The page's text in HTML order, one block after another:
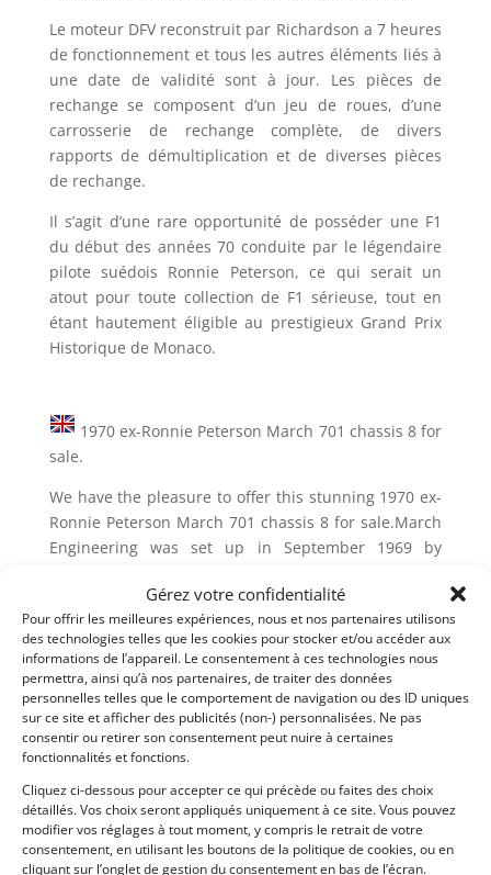
Gérez votre confidentialité
Pour offrir les meilleures expériences, nous et nos partenaires utilisons
des technologies telles que les cookies pour stocker et/ou accéder aux
informations de l’appareil. Le consentement à ces technologies nous
permettra, ainsi qu’à nos partenaires, de traiter des données
personnelles telles que le comportement de navigation ou des ID uniques
sur ce site et afficher des publicités (non-) personnalisées. Ne pas
consentir ou retirer son consentement peut nuire à certaines
fonctionnalités et fonctions.
Cliquez ci-dessous pour accepter ce qui précède ou faites des choix
détaillés. Vos choix seront appliqués uniquement à ce site. Vous pouvez
modifier vos réglages à tout moment, y compris le retrait de votre
consentement, en utilisant les boutons de la politique de cookies, ou en
cliquant sur l’onglet de gestion du consentement en bas de l’écran.
Le moteur DFV reconstruit par Richardson a 7 heures
de fonctionnement et tous les autres éléments liés à
une date de validité sont à jour. Les pièces de
rechange se composent d’un jeu de roues, d’une
carrosserie de rechange complète, de divers
rapports de démultiplication et de diverses pièces
de rechange.
Il s’agit d’une rare opportunité de posséder une F1
du début des années 70 conduite par le légendaire
pilote suédois Ronnie Peterson, ce qui serait un
atout pour toute collection de F1 sérieuse, tout en
étant hautement éligible au prestigieux Grand Prix
Historique de Monaco.
1970 ex-Ronnie Peterson March 701 chassis 8 for
sale.
We have the pleasure to offer this stunning 1970 ex-
Ronnie Peterson March 701 chassis 8 for sale.March
Engineering was set up in September 1969 by
Graham Coaker, with engineer and former McLaren
and Cosworth racing car designer Robin Herd.
After having produced a prototype car, Max Mosley
announced that March would enter a car for the first
Grand Prix of the 1970 Formula One season. They did
much better as no less than five March 701
appeared at the South African Grand Prix on March
7th, 1970.March’s first F1 car was an immediate
success. Robin Herd designed a simple bathtub
monocoque for the March 701, with basic outboard
suspension.